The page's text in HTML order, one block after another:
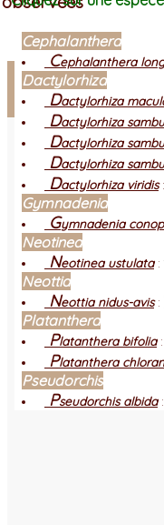
Facebook
Connexion adhérent
Cephalanthera
Cephalanthera
Dactylorhiza
Dactylorhiza
Dactylorhiza
Dactylorhiza
Dactylorhiza
Dactylorhiza viridis:
Gymnadenia
Gymnadenia
Neotinea
Neotinea ustulata:
Neottia
Neottia nidus-avis:
Platanthera
Platanthera bifolia:
Platanthera
Pseudorchis
Pseudorchis albida: